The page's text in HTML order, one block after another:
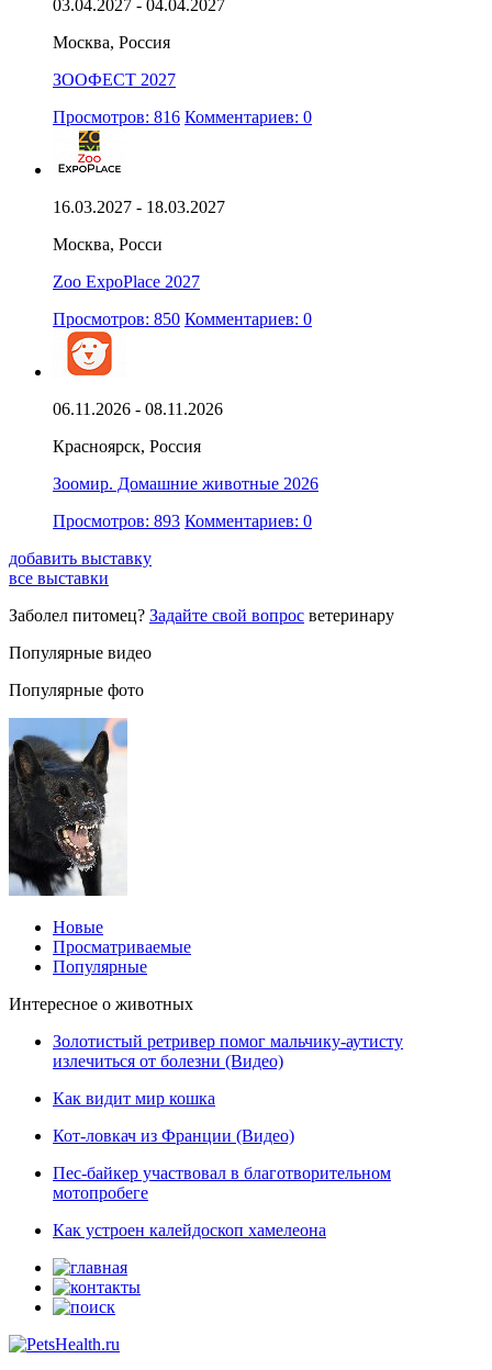
03.04.2027 - 04.04.2027
Москва, Россия
ЗООФЕСТ 2027
Просмотров: 816 Комментариев: 0
16.03.2027 - 18.03.2027
Москва, Росси
Zoo ExpoPlace 2027
Просмотров: 850 Комментариев: 0
06.11.2026 - 08.11.2026
Красноярск, Россия
Зоомир. Домашние животные 2026
Просмотров: 893 Комментариев: 0
добавить выставку
все выставки
Заболел питомец? Задайте свой вопрос ветеринару
Популярные видео
Популярные фото
Новые
Просматриваемые
Популярные
Интересное о животных
Золотистый ретривер помог мальчику-аутисту
излечиться от болезни (Видео)
Как видит мир кошка
Кот-ловкач из Франции (Видео)
Пес-байкер участвовал в благотворительном
мотопробеге
Как устроен калейдоскоп хамелеона